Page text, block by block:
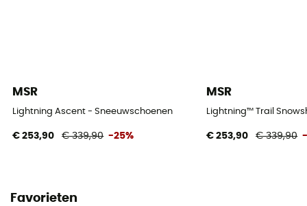
MSR
Lightning Ascent - Sneeuwschoenen
€ 253,90 € 339,90 -25%
MSR
Lightning™ Trail
€ 253,90 € 339,90
Favorieten